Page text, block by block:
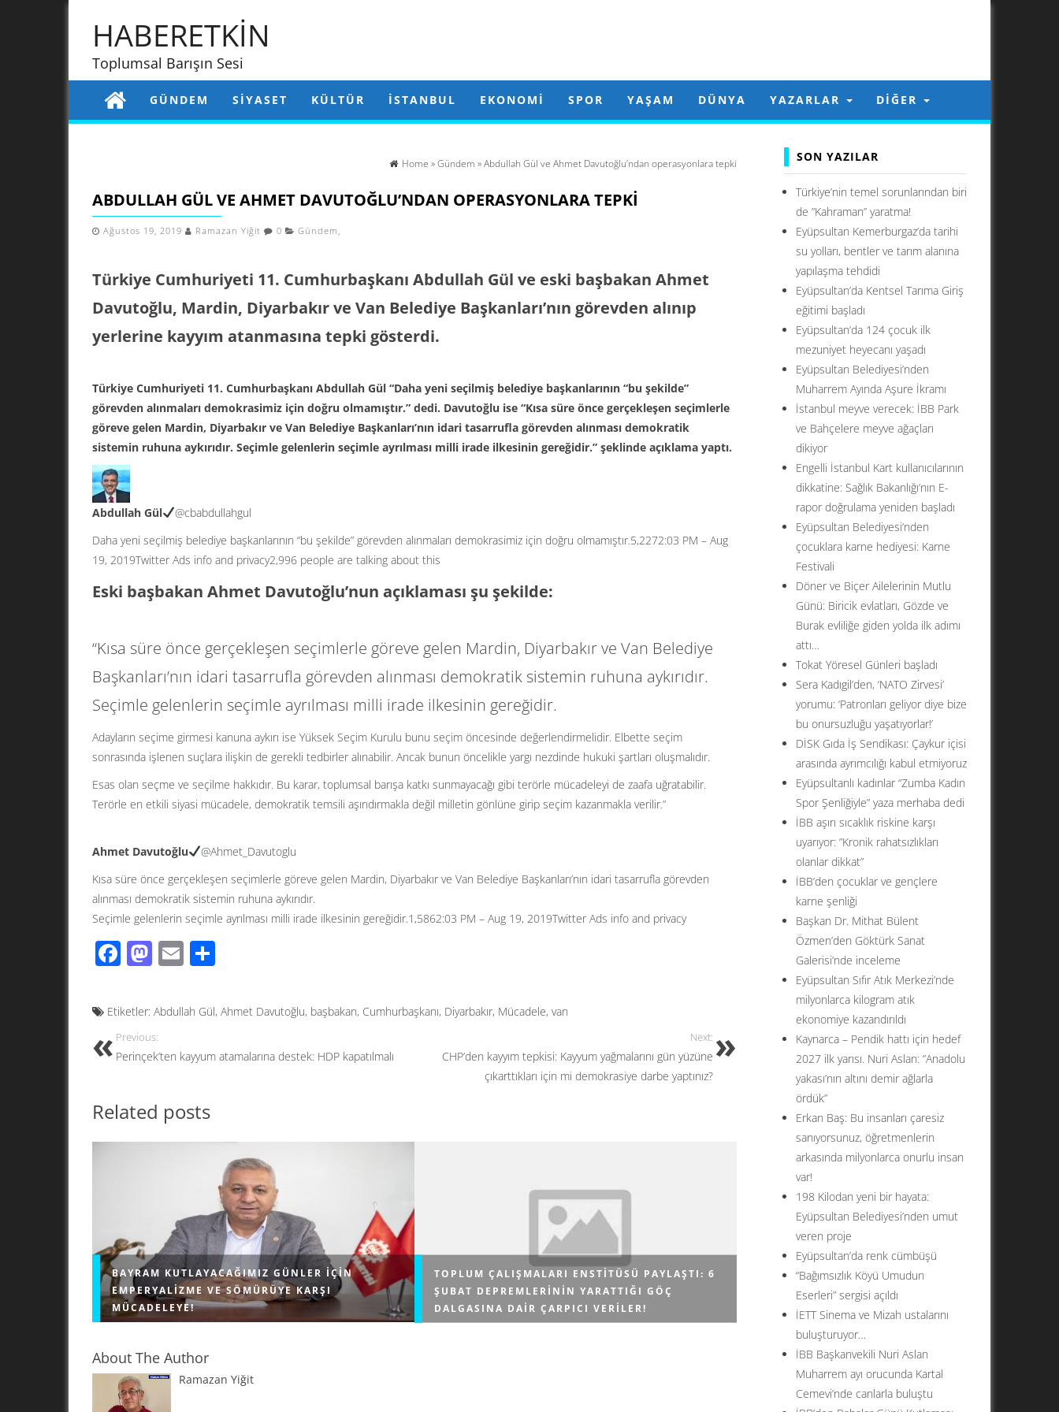
HABERETKİN
Toplumsal Barışın Sesi
GÜNDEM SIYASET KÜLTÜR İSTANBUL EKONOMI SPOR YAŞAM DÜNYA YAZARLAR DIĞER
Home »Gündem » Abdullah Gül ve Ahmet Davutoğlu’ndan operasyonlara tepki
ABDULLAH GÜL VE AHMET DAVUTOĞLU’NDAN OPERASYONLARA TEPKI
Ağustos 19, 2019 Ramazan Yiğit 0 Gündem ,
Türkiye Cumhuriyeti 11. Cumhurbaşkanı Abdullah Gül ve eski başbakan Ahmet
Davutoğlu, Mardin, Diyarbakır ve Van Belediye Başkanları’nın görevden alınıp
yerlerine kayyım atanmasına tepki gösterdi.
Türkiye Cumhuriyeti 11. Cumhurbaşkanı Abdullah Gül “Daha yeni seçilmiş belediye başkanlarının “bu şekilde”
görevden alınmaları demokrasimiz için doğru olmamıştır.” dedi. Davutoğlu ise “Kısa süre önce gerçekleşen seçimlerle
göreve gelen Mardin, Diyarbakır ve Van Belediye Başkanları’nın idari tasarrufla görevden alınması demokratik
sistemin ruhuna aykırıdır. Seçimle gelenlerin seçimle ayrılması milli irade ilkesinin gereğidir.” şeklinde açıklama yaptı.
Abdullah Gül
@cbabdullahgul
Daha yeni seçilmiş belediye başkanlarının “bu şekilde” görevden alınmaları demokrasimiz için doğru olmamıştır.5,2272:03 PM – Aug
19, 2019Twitter Ads info and privacy2,996 people are talking about this
Eski başbakan Ahmet Davutoğlu’nun açıklaması şu şekilde:
“Kısa süre önce gerçekleşen seçimlerle göreve gelen Mardin, Diyarbakır ve Van Belediye
Başkanları’nın idari tasarrufla görevden alınması demokratik sistemin ruhuna aykırıdır.
Seçimle gelenlerin seçimle ayrılması milli irade ilkesinin gereğidir.
Adayların seçime girmesi kanuna aykırı ise Yüksek Seçim Kurulu bunu seçim öncesinde değerlendirmelidir. Elbette seçim
sonrasında işlenen suçlara ilişkin de gerekli tedbirler alınabilir. Ancak bunun öncelikle yargı nezdinde hukuki şartları oluşmalıdır.
Esas olan seçme ve seçilme hakkıdır. Bu karar, toplumsal barışa katkı sunmayacağı gibi terörle mücadeleyi de zaafa uğratabilir.
Terörle en etkili siyasi mücadele, demokratik temsili aşındırmakla değil milletin gönlüne girip seçim kazanmakla verilir.”
Ahmet Davutoğlu
@Ahmet_Davutoglu
Kısa süre önce gerçekleşen seçimlerle göreve gelen Mardin, Diyarbakır ve Van Belediye Başkanları’nın idari tasarrufla görevden
alınması demokratik sistemin ruhuna aykırıdır.
Seçimle gelenlerin seçimle ayrılması milli irade ilkesinin gereğidir.1,5862:03 PM – Aug 19, 2019Twitter Ads info and privacy
F
e
b
o
k
M
to
d
o
E
ail ar
Etiketler: Abdullah Gül, Ahmet Davutoğlu, başbakan, Cumhurbaşkanı, Diyarbakır, Mücadele, van
Previous:
Perinçek’ten kayyum atamalarına destek: HDP kapatılmalı
Next:
CHP’den kayyım tepkisi: Kayyum yağmalarını gün yüzüne
çıkarttıkları için mi demokrasiye darbe yaptınız?
Related posts
BAYRAM KUTLAYACAĞIMIZ GÜNLER IÇIN
EMPERYALIZME VE SÖMÜRÜYE KARŞI
MÜCADELEYE!
TOPLUM ÇALIŞMALARI ENSTITÜSÜ PAYLAŞTI: 6
ŞUBAT DEPREMLERININ YARATTIĞI GÖÇ
DALGASINA DAIR ÇARPICI VERILER!
About The Author
Ramazan Yiğit
SON YAZILAR
Türkiye’nin temel sorunlarından biri
de ”Kahraman” yaratma!
Eyüpsultan Kemerburgaz’da tarihi
su yolları, bentler ve tarım alanına
yapılaşma tehdidi
Eyüpsultan’da Kentsel Tarıma Giriş
eğitimi başladı
Eyüpsultan’da 124 çocuk ilk
mezuniyet heyecanı yaşadı
Eyüpsultan Belediyesi’nden
Muharrem Ayında Aşure İkramı
İstanbul meyve verecek: İBB Park
ve Bahçelere meyve ağaçları
dikiyor
Engelli İstanbul Kart kullanıcılarının
dikkatine: Sağlık Bakanlığı’nın E-
rapor doğrulama yeniden başladı
Eyüpsultan Belediyesi’nden
çocuklara karne hediyesi: Karne
Festivali
Döner ve Biçer Ailelerinin Mutlu
Günü: Biricik evlatları, Gözde ve
Burak evliliğe giden yolda ilk adımı
attı…
Tokat Yöresel Günleri başladı
Sera Kadıgil’den, ‘NATO Zirvesi’
yorumu: ‘Patronları geliyor diye bize
bu onursuzluğu yaşatıyorlar!’
DİSK Gıda İş Sendikası: Çaykur içisi
arasında ayrımcılığı kabul etmiyoruz
Eyüpsultanlı kadınlar “Zumba Kadın
Spor Şenliğiyle” yaza merhaba dedi
İBB aşırı sıcaklık riskine karşı
uyarıyor: ”Kronik rahatsızlıkları
olanlar dikkat”
İBB’den çocuklar ve gençlere
karne şenliği
Başkan Dr. Mithat Bülent
Özmen’den Göktürk Sanat
Galerisi’nde inceleme
Eyüpsultan Sıfır Atık Merkezi’nde
milyonlarca kilogram atık
ekonomiye kazandırıldı
Kaynarca – Pendik hattı için hedef
2027 ilk yarısı. Nuri Aslan: ”Anadolu
yakası’nın altını demir ağlarla
ördük”
Erkan Baş: Bu insanları çaresiz
sanıyorsunuz, öğretmenlerin
arkasında milyonlarca onurlu insan
var!
198 Kilodan yeni bir hayata:
Eyüpsultan Belediyesi’nden umut
veren proje
Eyüpsultan’da renk cümbüşü
“Bağımsızlık Köyü Umudun
Eserleri” sergisi açıldı
İETT Sinema ve Mizah ustalarını
buluşturuyor…
İBB Başkanvekili Nuri Aslan
Muharrem ayı orucunda Kartal
Cemevi’nde canlarla buluştu